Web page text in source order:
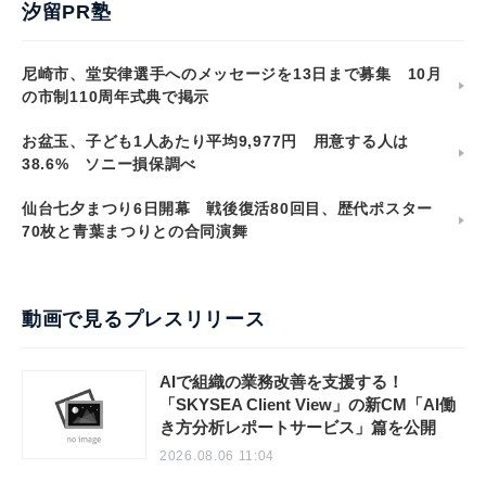
汐留PR塾
尼崎市、堂安律選手へのメッセージを13日まで募集 10月
の市制110周年式典で掲示
お盆玉、子ども1人あたり平均9,977円 用意する人は
38.6% ソニー損保調べ
仙台七夕まつり6日開幕 戦後復活80回目、歴代ポスター
70枚と青葉まつりとの合同演舞
動画で見るプレスリリース
AIで組織の業務改善を支援する！
「SKYSEA Client View」の新CM「AI働
き方分析レポートサービス」篇を公開
2026.08.06 11:04